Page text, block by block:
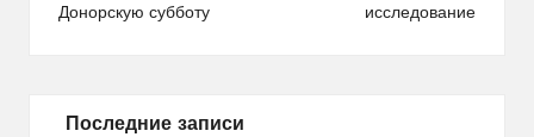
Донорскую субботу
исследование
Последние записи